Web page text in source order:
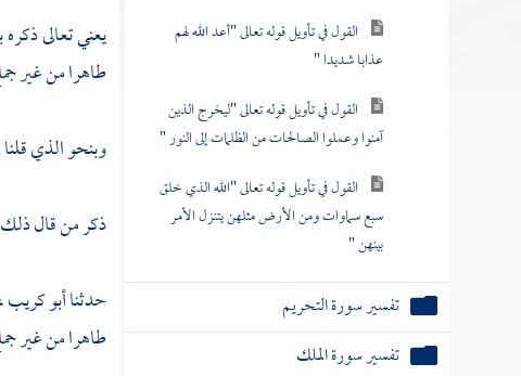
القول في تأويل قوله تعالى "أعد الله لهم
عذابا شديدا "
القول في تأويل قوله تعالى "ليخرج الذين
آمنوا وعملوا الصالحات من الظلمات إلى النور "
القول في تأويل قوله تعالى "الله الذي خلق
سبع سماوات ومن الأرض مثلهن يتنزل الأمر
بينهن "
تفسير سورة التحريم
تفسير سورة الملك
يعني تعالى
طاهرا من غير
وبنحو الذي
ذكر من قال
حدثناأبو كريب ،
طاهرا من غير